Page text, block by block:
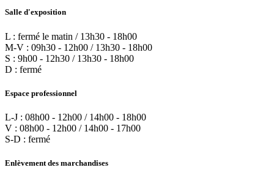
Salle d'exposition
L : fermé le matin / 13h30 - 18h00
M-V : 09h30 - 12h00 / 13h30 - 18h00
S : 9h00 - 12h30 / 13h30 - 18h00
D : fermé
Espace professionnel
L-J : 08h00 - 12h00 / 14h00 - 18h00
V : 08h00 - 12h00 / 14h00 - 17h00
S-D : fermé
Enlèvement des marchandises